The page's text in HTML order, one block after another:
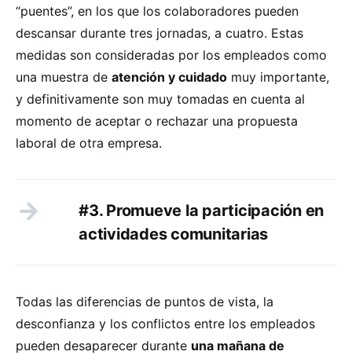
“puentes”, en los que los colaboradores pueden
descansar durante tres jornadas, a cuatro. Estas
medidas son consideradas por los empleados como
una muestra de atención y cuidado muy importante,
y definitivamente son muy tomadas en cuenta al
momento de aceptar o rechazar una propuesta
laboral de otra empresa.
#3. Promueve la participación en
actividades comunitarias
Todas las diferencias de puntos de vista, la
desconfianza y los conflictos entre los empleados
pueden desaparecer durante una mañana de